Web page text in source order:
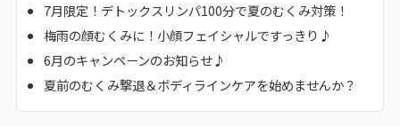
7月限定！デトックスリンパ100分で夏のむくみ対策！
梅雨の顔むくみに！小顔フェイシャルですっきり♪
6月のキャンペーンのお知らせ♪
夏前のむくみ撃退＆ボディラインケアを始めませんか？